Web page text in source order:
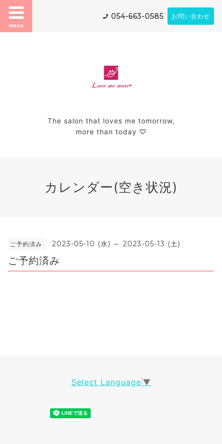
menu
054-663-0585 お問い合わせ
The salon that loves me tomorrow,
more than today ♡
カレンダー(空き状況)
ご予約済み 2023-05-10 (水) ～ 2023-05-13 (土)
ご予約済み
Select Language ▼